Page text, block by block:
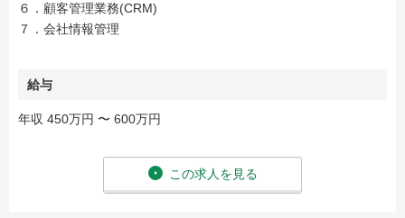
６．顧客管理業務(CRM)
７．会社情報管理
給与
年収 450万円 〜 600万円
この求人を見る